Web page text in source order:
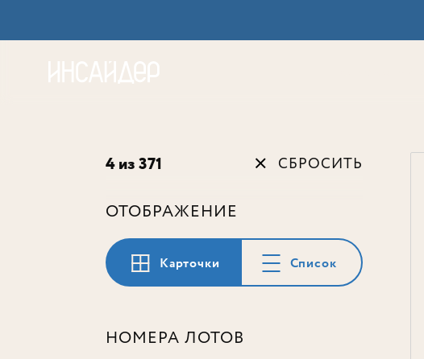
4 из 371 СБРОСИТЬ
ОТОБРАЖЕНИЕ
Карточки Список
НОМЕРА ЛОТОВ